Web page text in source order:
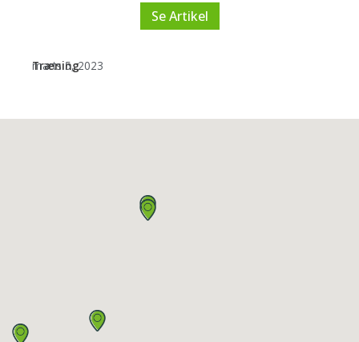
Se Artikel
Træning
marts 5, 2023